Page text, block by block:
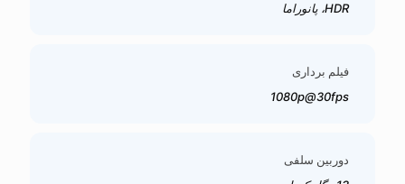
HDR، پانوراما
فیلم برداری
1080p@30fps
دوربین سلفی